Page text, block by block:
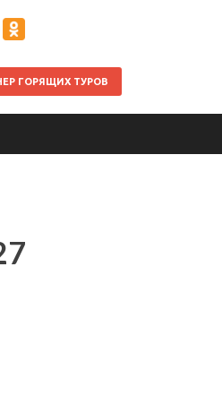
ГОРЯЩИХ ТУРОВ